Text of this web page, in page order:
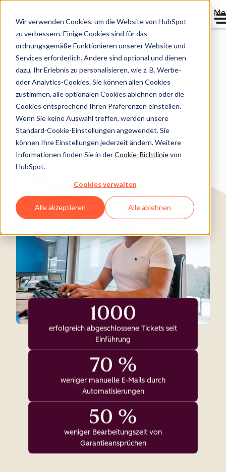
Wir verwenden Cookies, um die Website von HubSpot
zu verbessern. Einige Cookies sind für das
ordnungsgemäße Funktionieren unserer Website und
Services erforderlich. Andere sind optional und dienen
dazu, Ihr Erlebnis zu personalisieren, wie z. B. Werbe-
oder Analytics-Cookies. Sie können allen Cookies
zustimmen, alle optionalen Cookies ablehnen oder die
Cookies entsprechend Ihren Präferenzen einstellen.
Wenn Sie keine Auswahl treffen, werden unsere
Standard-Cookie-Einstellungen angewendet. Sie
können Ihre Einstellungen jederzeit ändern. Weitere
Informationen finden Sie in derCookie-Richtlinievon
HubSpot.
Cookies verwalten
Alle akzeptieren Alle ablehnen
Verzeichnis
Elsner Elektronik wandelt
sich zum
Zukunftsunternehmen
Software und Technologie
Mittelständische Unternehmen (25–200 Mitarbeitende)
1000
erfolgreich abgeschlossene Tickets seit
Einführung
70 %
weniger manuelle E‑Mails durch
Automatisierungen
50 %
weniger Bearbeitungszeit von
Garantieansprüchen